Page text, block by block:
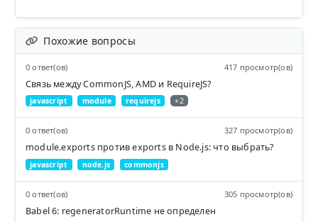
Похожие вопросы
0 ответ(ов) 417 просмотр(ов)
Связь между CommonJS, AMD и RequireJS?
javascript module requirejs +2
0 ответ(ов) 327 просмотр(ов)
module.exports против exports в Node.js: что выбрать?
javascript node.js commonjs
0 ответ(ов) 305 просмотр(ов)
Babel 6: regeneratorRuntime не определен